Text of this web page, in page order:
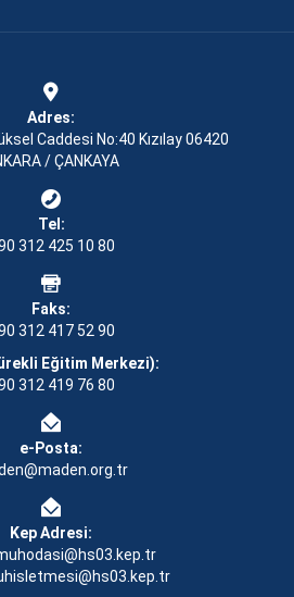
Adres:
Caddesi No:40 Kızılay 06420
/ ÇANKAYA
Tel:
312 425 10 80
Faks:
312 417 52 90
Eğitim Merkezi):
312 419 76 80
e-Posta:
Kep Adresi: